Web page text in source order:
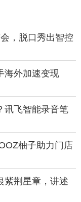
，脱口秀出智控
海外加速变现
讯飞智能录音笔
柚子助力门店
紫荆星章，讲述